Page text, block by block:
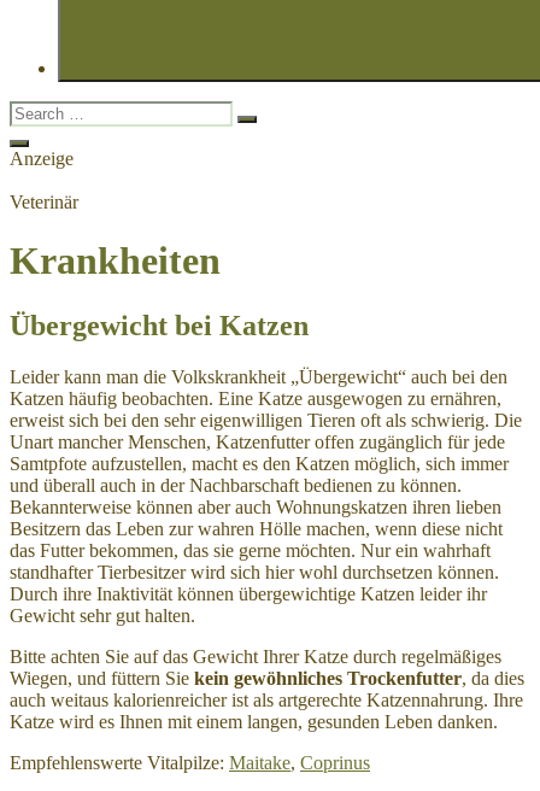
Search
for:
Search
Open
Search
Anzeige
Veterinär
Krankheiten
Übergewicht bei Katzen
Leider kann man die Volkskrankheit „Übergewicht“ auch bei den
Katzen häufig beobachten. Eine Katze ausgewogen zu ernähren,
erweist sich bei den sehr eigenwilligen Tieren oft als schwierig. Die
Unart mancher Menschen, Katzenfutter offen zugänglich für jede
Samtpfote aufzustellen, macht es den Katzen möglich, sich immer
und überall auch in der Nachbarschaft bedienen zu können.
Bekannterweise können aber auch Wohnungskatzen ihren lieben
Besitzern das Leben zur wahren Hölle machen, wenn diese nicht
das Futter bekommen, das sie gerne möchten. Nur ein wahrhaft
standhafter Tierbesitzer wird sich hier wohl durchsetzen können.
Durch ihre Inaktivität können übergewichtige Katzen leider ihr
Gewicht sehr gut halten.
Bitte achten Sie auf das Gewicht Ihrer Katze durch regelmäßiges
Wiegen, und füttern Sie kein gewöhnliches Trockenfutter, da dies
auch weitaus kalorienreicher ist als artgerechte Katzennahrung. Ihre
Katze wird es Ihnen mit einem langen, gesunden Leben danken.
Empfehlenswerte Vitalpilze: Maitake, Coprinus